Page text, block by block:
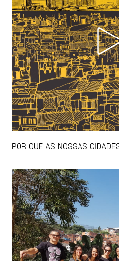
POR QUE AS NOSSAS